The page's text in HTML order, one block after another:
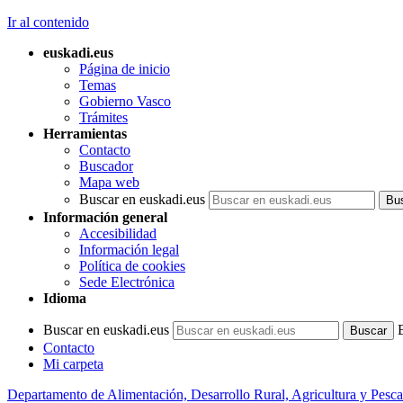
Ir al contenido
euskadi.eus
Página de inicio
Temas
Gobierno Vasco
Trámites
Herramientas
Contacto
Buscador
Mapa web
Buscar en euskadi.eus
Información general
Accesibilidad
Información legal
Política de cookies
Sede Electrónica
Idioma
Buscar en euskadi.eus
Contacto
Mi carpeta
Departamento de Alimentación, Desarrollo Rural, Agricultura y Pesca